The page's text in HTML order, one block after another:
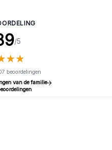
/5
★★
★★
beoordelingen
van de familie